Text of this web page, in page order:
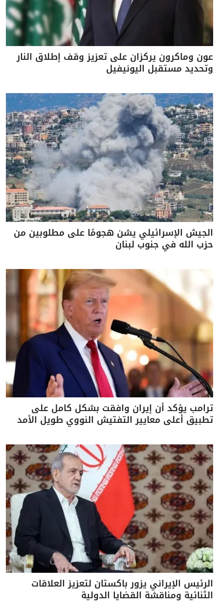
عون وماكرون يركزان على تعزيز وقف إطلاق النار
وتحديد مستقبل اليونيفيل
الجيش الإسرائيلي يشن هجومًا على مطلوبين من
حزب الله في جنوب لبنان
ترامب يؤكد أن إيران وافقت بشكل كامل على
تطبيق أعلى معايير التفتيش النووي طويل الأمد
الرئيس الإيراني يزور باكستان لتعزيز العلاقات
الثنائية ومناقشة القضايا الدولية